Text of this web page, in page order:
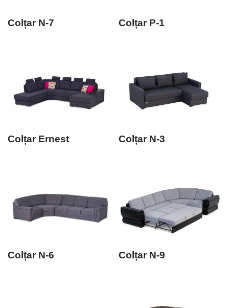
Colțar N-7 Colțar P-1
Colțar Ernest Colțar N-3
Colțar N-6 Colțar N-9